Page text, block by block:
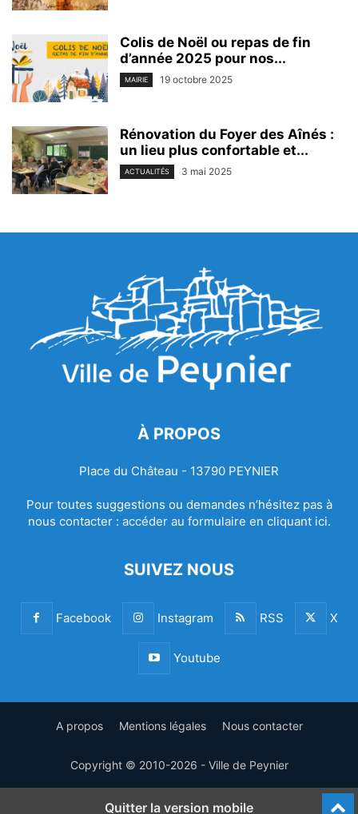
Colis de Noël ou repas de fin
d’année 2025 pour nos...
MAIRIE 19 octobre 2025
Rénovation du Foyer des Aînés :
un lieu plus confortable et...
ACTUALITÉS 3 mai 2025
À PROPOS
Place du Château - 13790 PEYNIER
Pour toutes suggestions ou demandes n’hésitez pas à
nous contacter : accéder au formulaire en cliquant ici.
SUIVEZ NOUS
Facebook Instagram RSS X
Youtube
A propos Mentions légales Nous contacter
Copyright © 2010-2026 - Ville de Peynier
Quitter la version mobile